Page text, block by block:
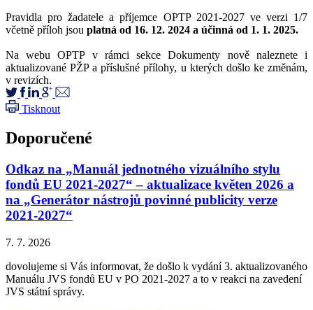
Pravidla pro žadatele a příjemce OPTP 2021-2027 ve verzi 1/7
včetně příloh jsou platná od 16. 12. 2024 a účinná od 1. 1. 2025.
Na webu OPTP v rámci sekce Dokumenty nově naleznete i
aktualizované PŽP a příslušné přílohy, u kterých došlo ke změnám,
v revizích.
Tisknout
Doporučené
Odkaz na „Manuál jednotného vizuálního stylu
fondů EU 2021-2027“ – aktualizace květen 2026 a
na „Generátor nástrojů povinné publicity verze
2021-2027“
7. 7. 2026
dovolujeme si Vás informovat, že došlo k vydání 3. aktualizovaného
Manuálu JVS fondů EU v PO 2021-2027 a to v reakci na zavedení
JVS státní správy.